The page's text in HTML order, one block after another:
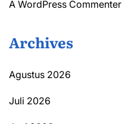
A WordPress Commenter
Archives
Agustus 2026
Juli 2026